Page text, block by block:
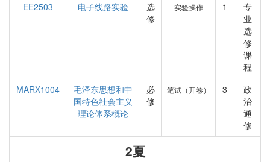
EE2503
电子线路实验
选
修
实验操作 1
专
业
选
修
课
程
MARX1004
毛泽东思想和中
国特色社会主义
理论体系概论
必
修
笔试（开卷） 3
政
治
通
修
2夏